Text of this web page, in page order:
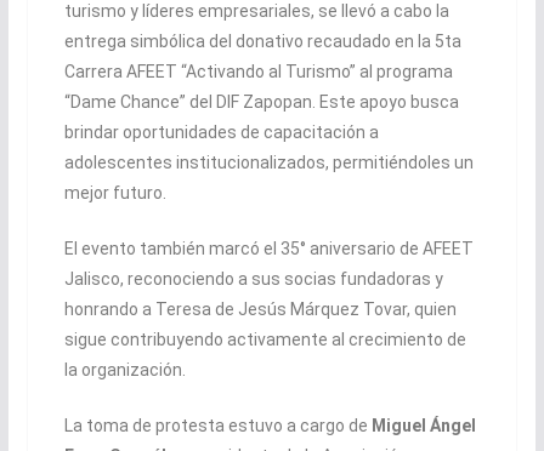
turismo y líderes empresariales, se llevó a cabo la
entrega simbólica del donativo recaudado en la 5ta
Carrera AFEET “Activando al Turismo” al programa
“Dame Chance” del DIF Zapopan. Este apoyo busca
brindar oportunidades de capacitación a
adolescentes institucionalizados, permitiéndoles un
mejor futuro.
El evento también marcó el 35° aniversario de AFEET
Jalisco, reconociendo a sus socias fundadoras y
honrando a Teresa de Jesús Márquez Tovar, quien
sigue contribuyendo activamente al crecimiento de
la organización.
La toma de protesta estuvo a cargo de Miguel Ángel